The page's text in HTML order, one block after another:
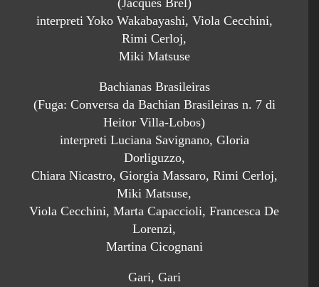
(Jacques Brel)
interpreti Yoko Wakabayashi, Viola Cecchini,
Rimi Cerloj,
Miki Matsuse
Bachianas Brasileiras
(Fuga: Conversa da Bachian Brasileiras n. 7 di
Heitor Villa-Lobos)
interpreti Luciana Savignano, Gloria
Dorliguzzo,
Chiara Nicastro, Giorgia Massaro, Rimi Cerloj,
Miki Matsuse,
Viola Cecchini, Marta Capaccioli, Francesca De
Lorenzi,
Martina Cicognani
Gari, Gari